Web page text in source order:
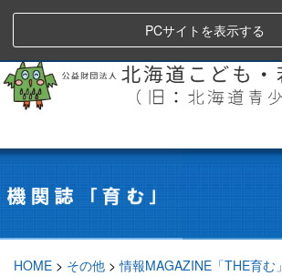
PCサイトを表示する
HOME > その他 >情報MAGAZINE「THE育む」